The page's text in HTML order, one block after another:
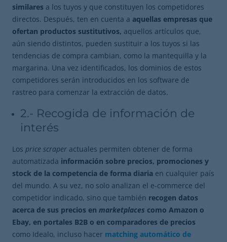
similares a los tuyos y que constituyen los competidores
directos. Después, ten en cuenta a aquellas empresas que
ofertan productos sustitutivos, aquellos artículos que,
aún siendo distintos, pueden sustituir a los tuyos si las
tendencias de compra cambian, como la mantequilla y la
margarina. Una vez identificados, los dominios de estos
competidores serán introducidos en los software de
rastreo para comenzar la extracción de datos.
2.- Recogida de información de
interés
Los price scraper actuales permiten obtener de forma
automatizada información sobre precios, promociones y
stock de la competencia de forma diaria en cualquier país
del mundo. A su vez, no solo analizan el e-commerce del
competidor indicado, sino que también recogen datos
acerca de sus precios en marketplaces como Amazon o
Ebay, en portales B2B o en comparadores de precios
como Idealo, incluso hacer matching automático de